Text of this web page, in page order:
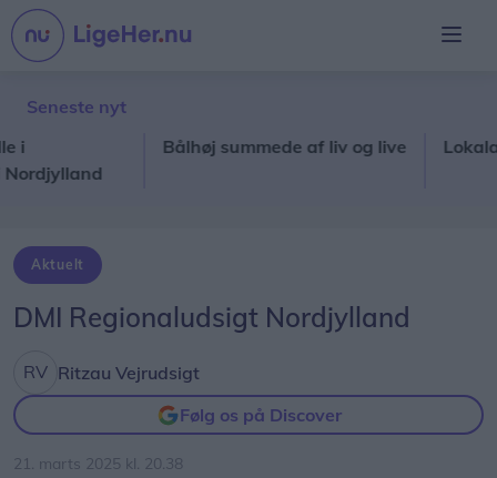
Seneste nyt
Bålhøj summede af liv og live
Aktuelt
DMI Regionaludsigt Nordjylland
Ritzau Vejrudsigt
Følg os på Discover
21. marts 2025 kl. 20.38